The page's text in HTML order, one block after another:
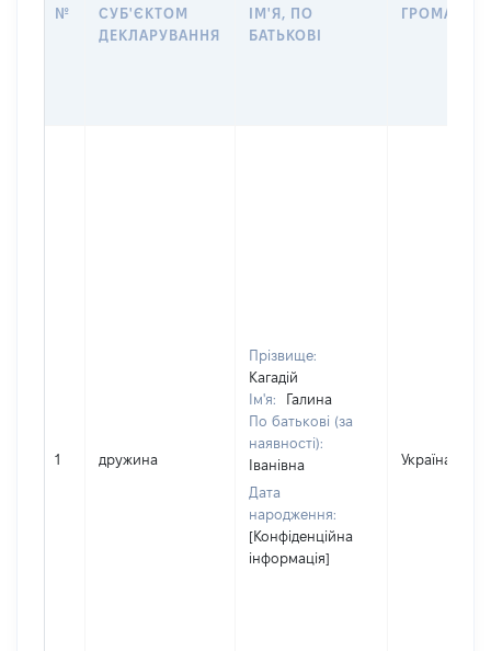
№
СУБ'ЄКТОМ
ДЕКЛАРУВАННЯ
ІМ'Я, ПО
БАТЬКОВІ
1 дружина
Прізвище:
Кагадій
Ім'я:
Галина
По батькові (за
наявності):
Іванівна
Дата
народження:
[Конфіденційна
інформація]
Україна